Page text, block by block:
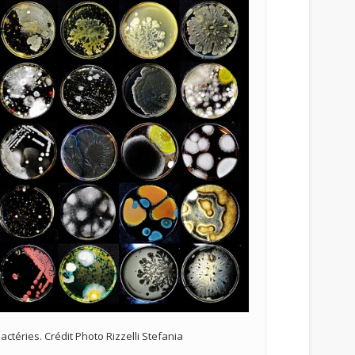
Crédit Photo Rizzelli Stefania